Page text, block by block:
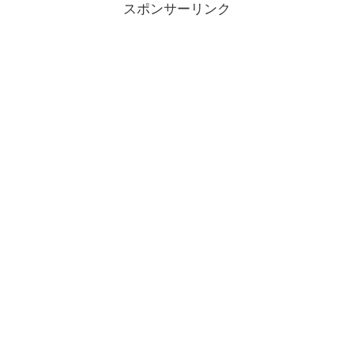
年増配のできる「増配銘柄」、配当の成
長力の高い銘柄への投資を
スポンサーリンク